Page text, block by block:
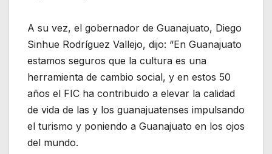
A su vez, el gobernador de Guanajuato, Diego
Sinhue Rodríguez Vallejo, dijo: “En Guanajuato
estamos seguros que la cultura es una
herramienta de cambio social, y en estos 50
años el FIC ha contribuido a elevar la calidad
de vida de las y los guanajuatenses impulsando
el turismo y poniendo a Guanajuato en los ojos
del mundo.